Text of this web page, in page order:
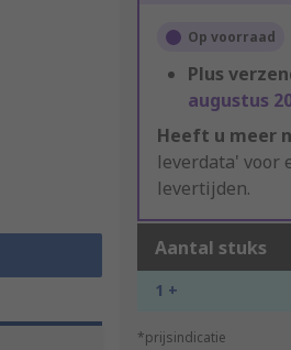
Op voorraad
Plus
augustus
Heeft u meer
leverdata' voor
levertijden.
Aantal stuks
1 +
*prijsindicatie